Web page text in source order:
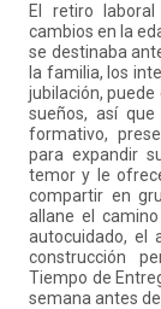
El retiro
cambios en la
se destinaba
la familia, los
jubilación,
sueños, así
formativo,
para expandir
temor y le
compartir en
allane el
autocuidado, el
construcción
Tiempo de
semana antes